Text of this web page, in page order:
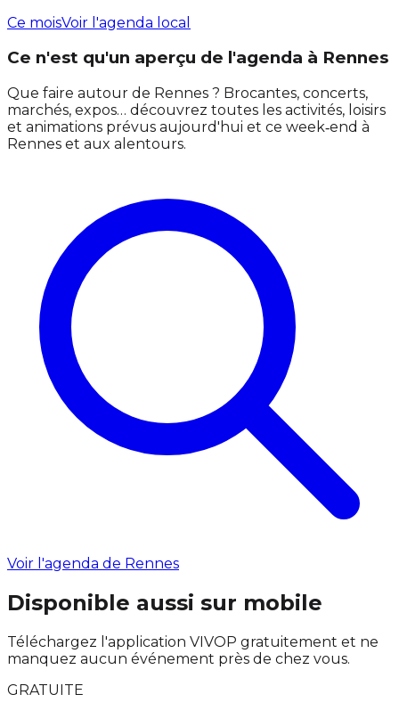
Ce moisVoir l'agenda local
Ce n'est qu'un aperçu de l'agenda à Rennes
Que faire autour de Rennes ? Brocantes, concerts,
marchés, expos… découvrez toutes les activités, loisirs
et animations prévus aujourd'hui et ce week‑end à
Rennes et aux alentours.
Voir l'agenda de Rennes
Disponible aussi sur mobile
Téléchargez l'application VIVOP gratuitement et ne
manquez aucun événement près de chez vous.
GRATUITE